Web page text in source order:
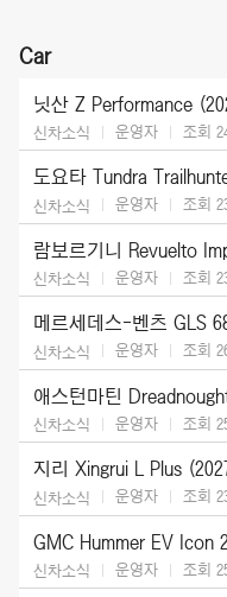
Car
닛산 Z Performance
신차소식 운영자 조회
도요타 Tundra
신차소식 운영자 조회
람보르기니 Revuelto
신차소식 운영자 조회
신차소식 운영자 조회
신차소식 운영자 조회
지리 Xingrui L Plus
신차소식 운영자 조회
GMC Hummer EV Icon
신차소식 운영자 조회